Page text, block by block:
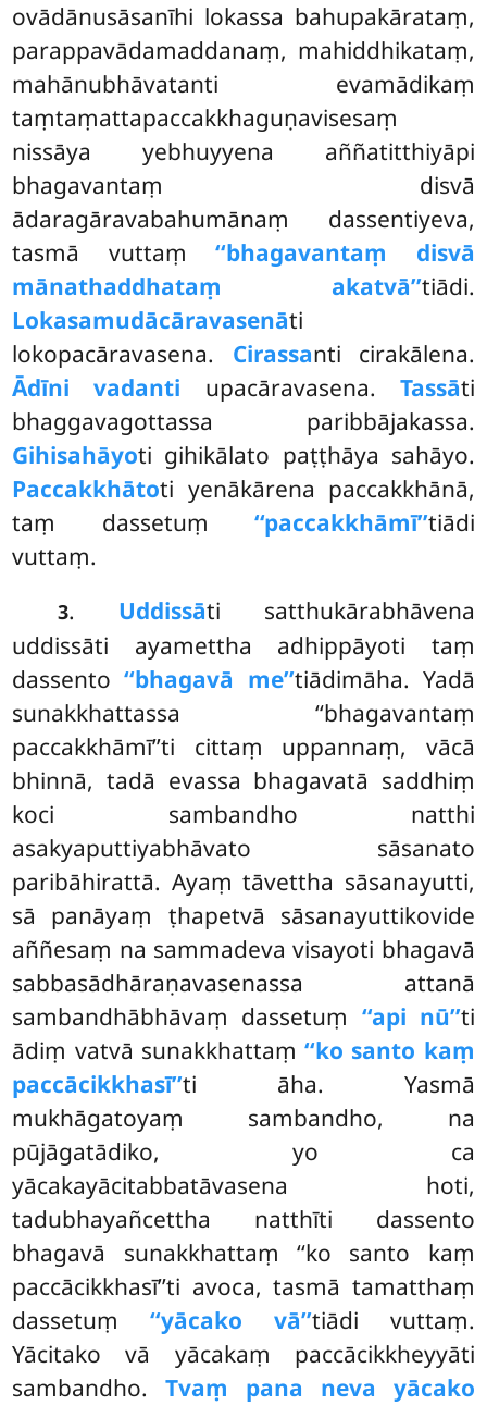
ovādānusāsanīhi lokassa bahupakārataṃ,
parappavādamaddanaṃ, mahiddhikataṃ,
mahānubhāvatanti evamādikaṃ
taṃtaṃattapaccakkhaguṇavisesaṃ
nissāya yebhuyyena aññatitthiyāpi
bhagavantaṃ disvā
ādaragāravabahumānaṃ dassentiyeva,
tasmā vuttaṃ‘‘bhagavantaṃ disvā
mānathaddhataṃ akatvā’’tiādi.
Lokasamudācāravasenāti
lokopacāravasena. Cirassanti cirakālena.
Ādīni vadanti upacāravasena. Tassāti
bhaggavagottassa paribbājakassa.
Gihisahāyoti gihikālato paṭṭhāya sahāyo.
Paccakkhātoti yenākārena paccakkhānā,
taṃ dassetuṃ ‘‘paccakkhāmī’’tiādi
vuttaṃ.
3. Uddissāti satthukārabhāvena
uddissāti ayamettha adhippāyoti taṃ
dassento‘‘bhagavā me’’tiādimāha. Yadā
sunakkhattassa ‘‘bhagavantaṃ
paccakkhāmī’’ti cittaṃ uppannaṃ, vācā
bhinnā, tadā evassa bhagavatā saddhiṃ
koci sambandho natthi
asakyaputtiyabhāvato sāsanato
paribāhirattā. Ayaṃ tāvettha sāsanayutti,
sā panāyaṃ ṭhapetvā sāsanayuttikovide
aññesaṃ na sammadeva visayoti bhagavā
sabbasādhāraṇavasenassa attanā
sambandhābhāvaṃ dassetuṃ ‘‘api nū’’ti
ādiṃ vatvā sunakkhattaṃ‘‘ko santo kaṃ
paccācikkhasī’’ti āha. Yasmā
mukhāgatoyaṃ sambandho, na
pūjāgatādiko, yo ca
yācakayācitabbatāvasena hoti,
tadubhayañcettha natthīti dassento
bhagavā sunakkhattaṃ ‘‘ko santo kaṃ
paccācikkhasī’’ti avoca, tasmā tamatthaṃ
dassetuṃ‘‘yācako vā’’tiādi vuttaṃ.
Yācitako vā yācakaṃ paccācikkheyyāti
sambandho.Tvaṃ pana neva yācako